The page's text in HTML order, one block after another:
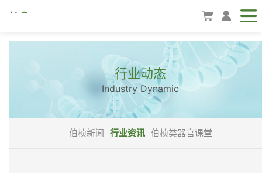
行业动态
Industry Dynamic
伯桢新闻 行业资讯 伯桢类器官课堂